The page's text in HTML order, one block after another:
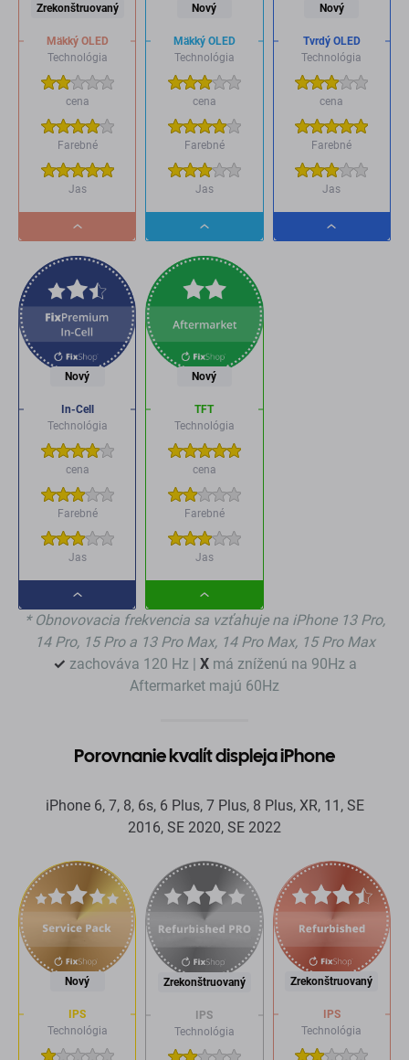
Zrekonštruovaný
Mäkký OLED
Technológia
cena
Farebné
Jas
Dropdown
button
Nový
Mäkký OLED
Technológia
cena
Farebné
Jas
Dropdown
button
Nový
Tvrdý OLED
Technológia
cena
Farebné
Jas
Dropdown
Nový
In-Cell
Technológia
cena
Farebné
Jas
Dropdown
button
Nový
TFT
Technológia
cena
Farebné
Jas
Dropdown
button
* Obnovovacia frekvencia sa vzťahuje na iPhone 13 Pro,
14 Pro, 15 Pro a 13 Pro Max, 14 Pro Max, 15 Pro Max
✓ zachováva 120 Hz | X má zníženú na 90Hz a
Aftermarket majú 60Hz
Porovnanie kvalít displeja iPhone
iPhone 6, 7, 8, 6s, 6 Plus, 7 Plus, 8 Plus, XR, 11, SE
2016, SE 2020, SE 2022
Nový
IPS
Technológia
Zrekonštruovaný
IPS
Technológia
Zrekonštruovaný
IPS
Technológia